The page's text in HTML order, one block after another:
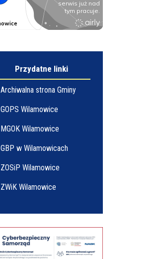
Przydatne linki
Archiwalna strona Gminy
GOPS Wilamowice
MGOK Wilamowice
GBP w Wilamowicach
ZOSiP Wilamowice
ZWiK Wilamowice